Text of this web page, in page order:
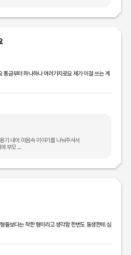
통금부터 하나하나 여러가지로요 제가 이걸 쓰는 게
기 내어 마음속 이야기를 나눠주셔서
이에 부모 ...
들보다는 착한 형이라고 생각함 한번도 동생한테 심